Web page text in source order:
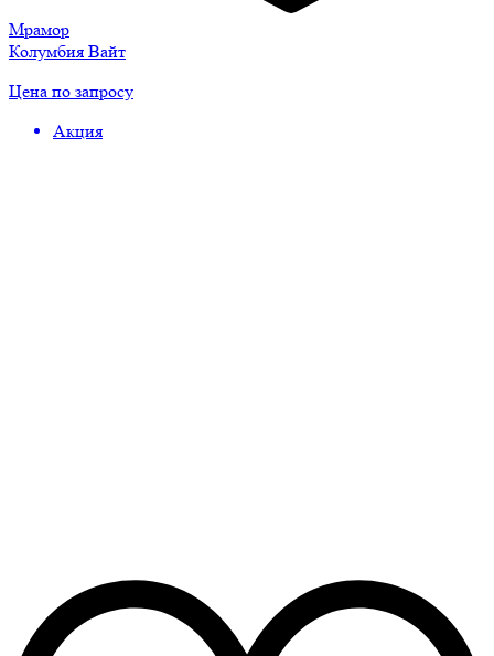
Мрамор
Колумбия Вайт
Цена по запросу
Акция